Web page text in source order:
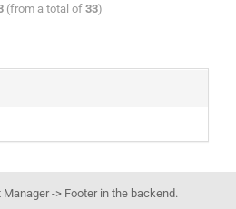
(from a total of 33)
-> Footer in the backend.